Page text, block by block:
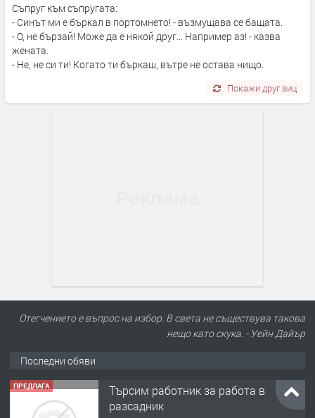
Съпруг към съпругата:
- Синът ми е бъркал в портомнето! - възмущава се бащата.
- О, не бързай! Може да е някой друг... Например аз! - казва
жената.
- Не, не си ти! Когато ти бъркаш, вътре не остава нищо.
Покажи друг виц
Отегчението е въпрос на избор. В света не съществува такова
нещо като скука. - Уейн Дайър
Последни обяви
ПРЕДЛАГА
Търсим работник за работа в
разсадник